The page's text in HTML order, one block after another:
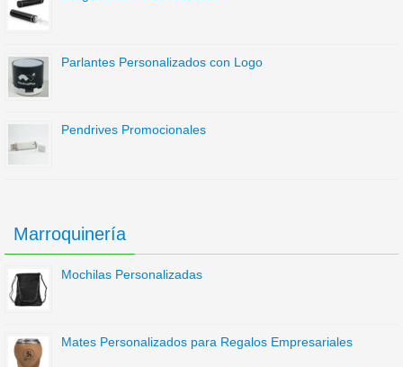
Parlantes Personalizados con Logo
Pendrives Promocionales
Marroquinería
Mochilas Personalizadas
Mates Personalizados para Regalos Empresariales